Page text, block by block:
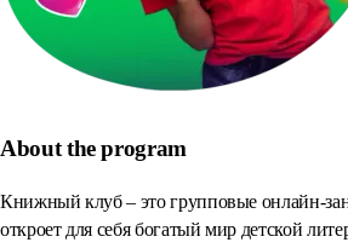
About the program
Книжный клуб – это групповые онлайн-
откроет для себя богатый мир детской